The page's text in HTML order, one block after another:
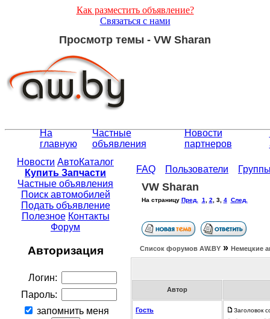
Как разместить объявление?
Связаться с нами
Просмотр темы - VW Sharan
На
главную
Частные
объявления
Новости
партнеров
Новости АвтоКаталог
Купить Запчасти
Частные объявления
Поиск автомобилей
Подать объявление
Полезное Контакты
Форум
Авторизация
Логин:
Пароль:
запомнить меня
FAQ Пользователи
VW Sharan
На страницу Пред. 1 2 3, 4 След.
Список форумов АW.BY » Немецкие
Автор
Гость
Заголовок